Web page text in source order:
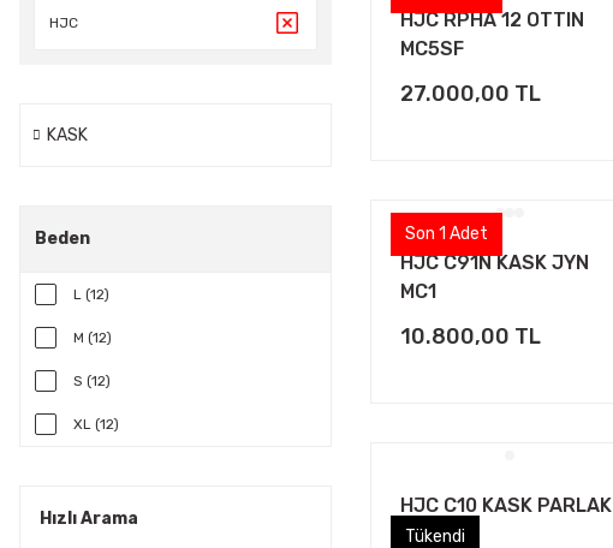
HJC
KASK
Beden
L (12)
M (12)
S (12)
XL (12)
Hızlı Arama
HJC RPHA 12 OTTIN
MC5SF
27.000,00 TL
Son 1 Adet
HJC C91N KASK JYN
MC1
10.800,00 TL
Tükendi
Tükendi
HJC C10 KASK PARLAK
SİYAH